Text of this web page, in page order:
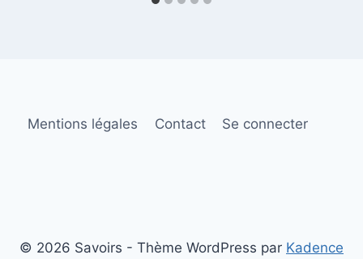
Mentions légales Contact Se connecter
© 2026 Savoirs - Thème WordPress par Kadence